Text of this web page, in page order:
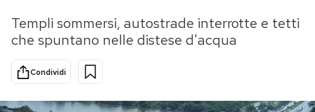
Tecnologia
Internet
Scienza
Cultura
Economia
Storie/Idee
Ok Boomer!
Altrecose
Templi sommersi, autostrade interrotte e tetti
che spuntano nelle distese d'acqua
Condividi